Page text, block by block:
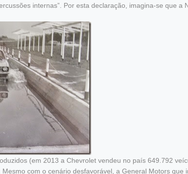
internas”. Por esta declaração, imagina-se que a
(em 2013 a Chevrolet vendeu no país 649.792
com o cenário desfavorável, a General Motors que